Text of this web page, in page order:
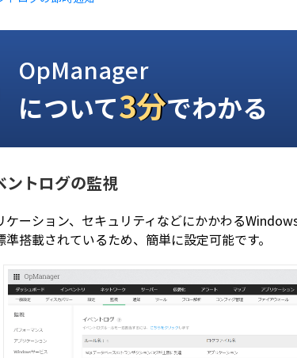
OpManager
について3分でわかる
トログの監視
ケーション、セキュリティなどにかかわる
搭載されているため、簡単に設定可能です。